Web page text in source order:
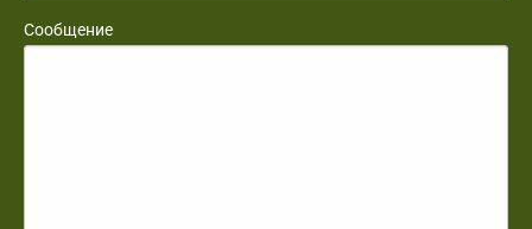
Сообщение